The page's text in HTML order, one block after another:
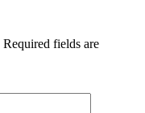
Required fields are